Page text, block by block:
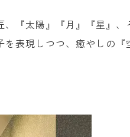
『太陽』『月』『星』、
表現しつつ、癒やしの『